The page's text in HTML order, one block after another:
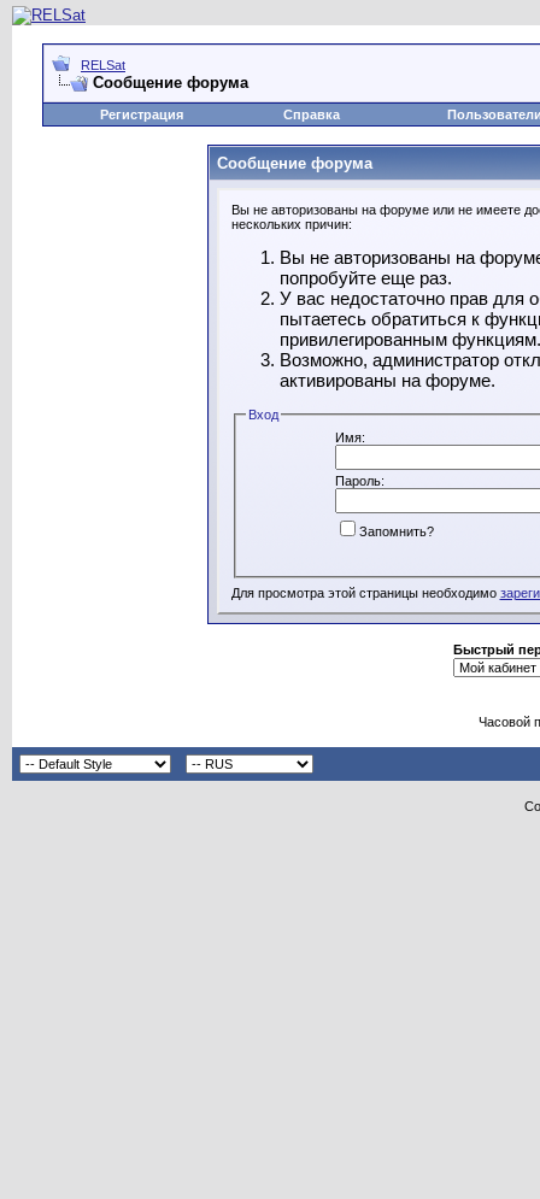
RELSat
Сообщение форума
Регистрация Справка
Сообщение форума
Вы не авторизованы на форуме или не имеете
нескольких причин:
Вы не авторизованы на
попробуйте еще раз.
У вас недостаточно прав для
пытаетесь обратиться к
привилегированным функциям.
Возможно, администратор
активированы на форуме.
Вход
Имя:
Пароль:
Запомнить?
Для просмотра этой страницы необходимо
Быстрый
Часовой